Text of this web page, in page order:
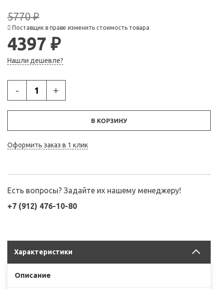
5770 ₽
Поставщик в праве изменить стоимость товара
4397 ₽
Нашли дешевле?
- +
В КОРЗИНУ
Оформить заказ в 1 клик
Есть вопросы? Задайте их нашему менеджеру!
+7 (912) 476-10-80
Характеристики
Описание